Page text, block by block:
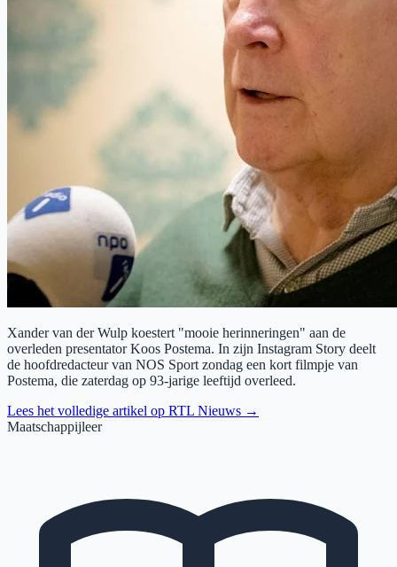
Xander van der Wulp koestert "mooie herinneringen" aan de
overleden presentator Koos Postema. In zijn Instagram Story deelt
de hoofdredacteur van NOS Sport zondag een kort filmpje van
Postema, die zaterdag op 93-jarige leeftijd overleed.
Lees het volledige artikel op RTL Nieuws →
Maatschappijleer